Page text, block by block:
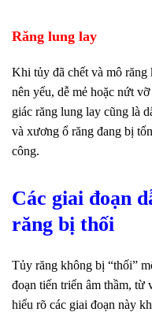
Răng lung lay
Khi tủy đã chết và mô
nên yếu, dễ mẻ hoặc nứt
giác răng lung lay cũng là
và xương ổ răng đang bị
công.
Các giai đoạn
răng bị thối
Tủy răng không bị “thối”
đoạn tiến triển âm thầm, từ
hiểu rõ các giai đoạn này